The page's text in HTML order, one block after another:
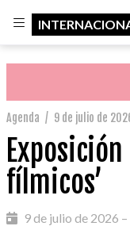
Agenda / 9 de julio de
fílmicos’
9 de julio de 2026